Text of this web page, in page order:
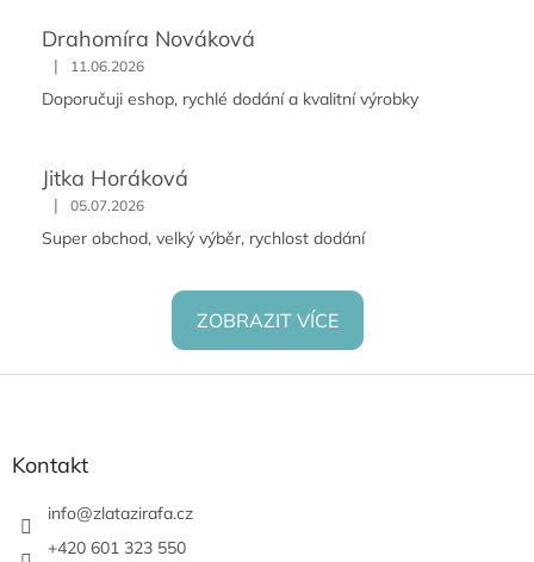
Drahomíra Nováková
| 11.06.2026
Doporučuji eshop, rychlé dodání a kvalitní výrobky
Jitka Horáková
| 05.07.2026
Super obchod, velký výběr, rychlost dodání
ZOBRAZIT VÍCE
Z
Kontakt
info@zlatazirafa.cz
+420 601 323 550